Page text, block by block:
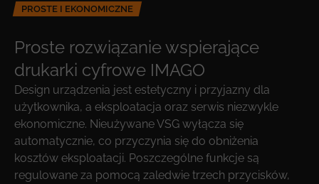
PROSTE I EKONOMICZNE
Proste rozwiązanie wspierające
drukarki cyfrowe IMAGO
Design urządzenia jest estetyczny i przyjazny dla
użytkownika, a eksploatacja oraz serwis niezwykle
ekonomiczne. Nieużywane VSG wyłącza się
automatycznie, co przyczynia się do obniżenia
kosztów eksploatacji. Poszczególne funkcje są
regulowane za pomocą zaledwie trzech przycisków,